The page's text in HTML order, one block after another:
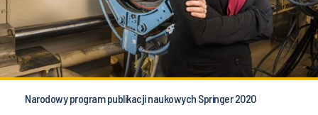
Narodowy program publikacji naukowych Springer 2020